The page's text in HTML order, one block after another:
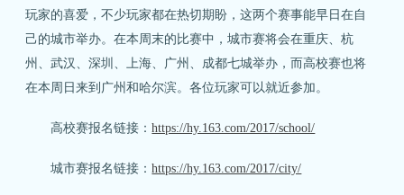
玩家的喜爱，不少玩家都在热切期盼，这两个赛事能早日在自
己的城市举办。在本周末的比赛中，城市赛将会在重庆、杭
州、武汉、深圳、上海、广州、成都七城举办，而高校赛也将
在本周日来到广州和哈尔滨。各位玩家可以就近参加。
高校赛报名链接：https://hy.163.com/2017/school/
城市赛报名链接：https://hy.163.com/2017/city/